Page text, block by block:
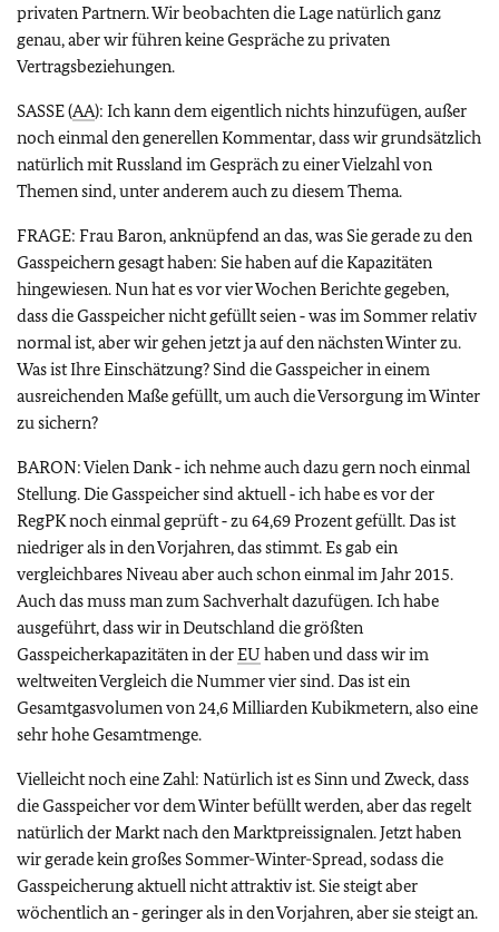
privaten Partnern. Wir beobachten die Lage natürlich ganz
genau, aber wir führen keine Gespräche zu privaten
Vertragsbeziehungen.
SASSE (AA): Ich kann dem eigentlich nichts hinzufügen, außer
noch einmal den generellen Kommentar, dass wir grundsätzlich
natürlich mit Russland im Gespräch zu einer Vielzahl von
Themen sind, unter anderem auch zu diesem Thema.
FRAGE: Frau Baron, anknüpfend an das, was Sie gerade zu den
Gasspeichern gesagt haben: Sie haben auf die Kapazitäten
hingewiesen. Nun hat es vor vier Wochen Berichte gegeben,
dass die Gasspeicher nicht gefüllt seien ‑ was im Sommer relativ
normal ist, aber wir gehen jetzt ja auf den nächsten Winter zu.
Was ist Ihre Einschätzung? Sind die Gasspeicher in einem
ausreichenden Maße gefüllt, um auch die Versorgung im Winter
zu sichern?
BARON: Vielen Dank ‑ ich nehme auch dazu gern noch einmal
Stellung. Die Gasspeicher sind aktuell ‑ ich habe es vor der
RegPK noch einmal geprüft ‑ zu 64,69 Prozent gefüllt. Das ist
niedriger als in den Vorjahren, das stimmt. Es gab ein
vergleichbares Niveau aber auch schon einmal im Jahr 2015.
Auch das muss man zum Sachverhalt dazufügen. Ich habe
ausgeführt, dass wir in Deutschland die größten
Gasspeicherkapazitäten in derEU haben und dass wir im
weltweiten Vergleich die Nummer vier sind. Das ist ein
Gesamtgasvolumen von 24,6 Milliarden Kubikmetern, also eine
sehr hohe Gesamtmenge.
Vielleicht noch eine Zahl: Natürlich ist es Sinn und Zweck, dass
die Gasspeicher vor dem Winter befüllt werden, aber das regelt
natürlich der Markt nach den Marktpreissignalen. Jetzt haben
wir gerade kein großes Sommer-Winter-Spread, sodass die
Gasspeicherung aktuell nicht attraktiv ist. Sie steigt aber
wöchentlich an ‑ geringer als in den Vorjahren, aber sie steigt an.